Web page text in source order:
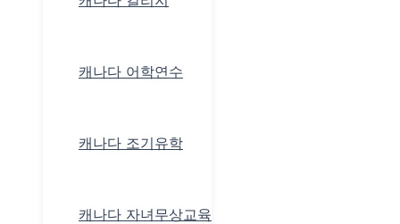
캐나다 어학연수
캐나다 조기유학
캐나다 자녀무상교육